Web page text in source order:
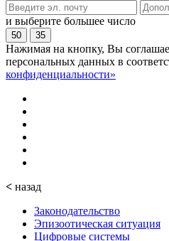
и выберите большее число
50 35
Нажимая на кнопку, Вы
персональных данных в
конфиденциальности»
< назад
Законодательство
Эпизоотическая ситуация
Цифровые системы